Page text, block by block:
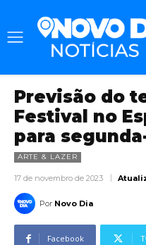
Previsão do
Festival no
para
ARTE & LAZER
17 de novembro de 2023
Por Novo Dia
Facebook